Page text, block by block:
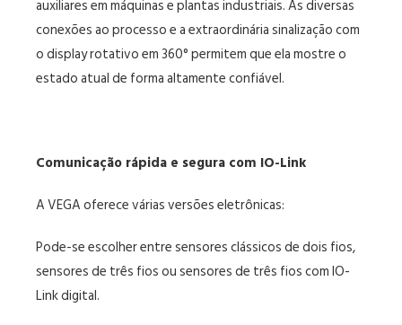
auxiliares em máquinas e plantas industriais. As diversas
conexões ao processo e a extraordinária sinalização com
o display rotativo em 360° permitem que ela mostre o
estado atual de forma altamente confiável.
Comunicação rápida e segura com IO-Link
A VEGA oferece várias versões eletrônicas:
Pode-se escolher entre sensores clássicos de dois fios,
sensores de três fios ou sensores de três fios com IO-
Link digital.